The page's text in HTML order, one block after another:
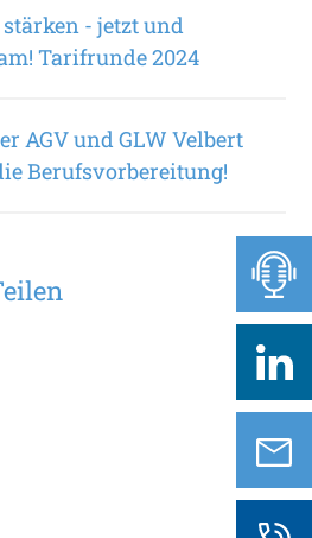
- jetzt und
Tarifrunde 2024
AGV und GLW Velbert
Berufsvorbereitung!